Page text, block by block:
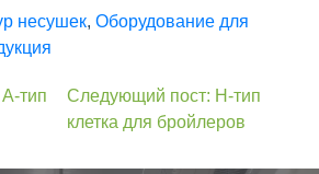
несушек, Оборудование для
тип
Следующий пост: Н-тип
клетка для бройлеров